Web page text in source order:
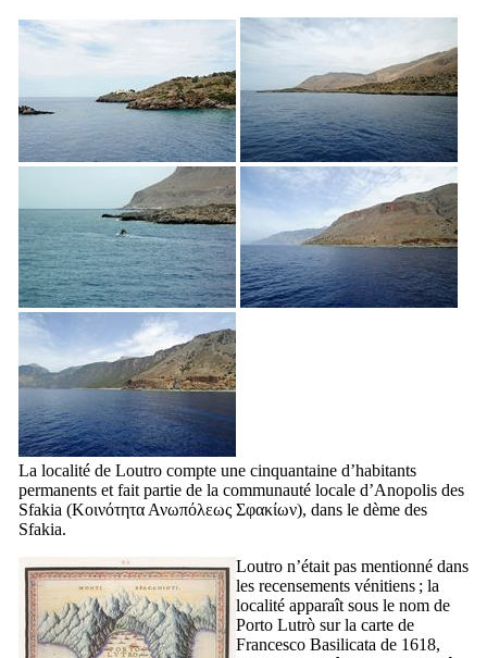
La localité de Loutro compte une cinquantaine d’habitants
permanents et fait partie de la communauté locale d’Anopolis des
Sfakia (Κοινότητα Ανωπόλεως Σφακίων), dans le dème des
Sfakia.
Loutro n’était pas mentionné dans
les recensements vénitiens ; la
localité apparaît sous le nom de
Porto Lutrò sur la carte de
Francesco Basilicata de 1618,